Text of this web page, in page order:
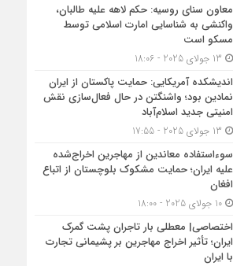
معاون سنای روسیه: حکم لاهه علیه طالبان،
واکنشی به شناسایی امارت اسلامی توسط
مسکو است
اندیشکده آمریکایی: حمایت پاکستان از ایران
نمادین بود؛ واشنگتن در حال فعال‌سازی نقش
امنیتی جدید اسلام‌آباد
سوءاستفاده معاندین از مهاجرین اخراج‌شده
علیه ایران؛ حمایت مشکوک بلوچستان از اتباع
افغان
10 جولای 2025 - 18:00
اختصاصی| معطلی بار تاجران پشت گمرک
ایران؛ تأثیر اخراج مهاجرین بر پشیمانی تجارت
با ایران